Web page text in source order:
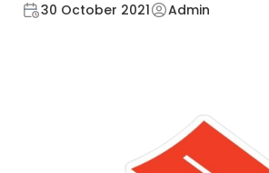
30 October 2021 Admin